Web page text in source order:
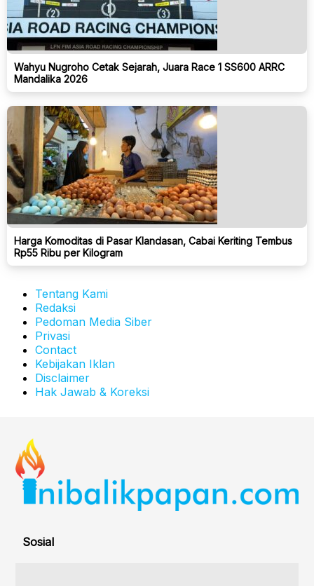
Wahyu Nugroho Cetak Sejarah, Juara Race 1 SS600 ARRC
Mandalika 2026
Harga Komoditas di Pasar Klandasan, Cabai Keriting Tembus
Rp55 Ribu per Kilogram
Tentang Kami
Redaksi
Pedoman Media Siber
Privasi
Contact
Kebijakan Iklan
Disclaimer
Hak Jawab & Koreksi
Sosial